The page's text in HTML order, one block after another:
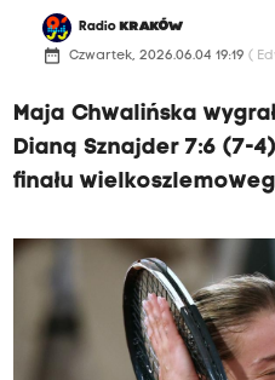
Radio KRAKÓW
date_range Czwartek, 2026.06.04 19:19 (
Maja Chwalińska
Dianą Sznajder 7:6 (7-
finału